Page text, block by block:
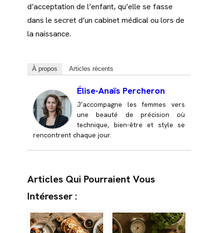
d’acceptation de l’enfant, qu’elle se fasse
dans le secret d’un cabinet médical ou lors de
la naissance.
À propos Articles récents
Élise-Anaïs Percheron
J’accompagne les femmes vers
une beauté de précision où
technique, bien-être et style se
rencontrent chaque jour.
Articles Qui Pourraient Vous
Intéresser :